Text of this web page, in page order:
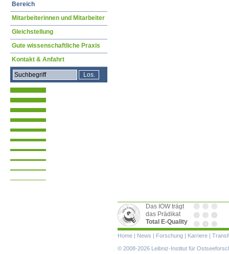
Bereich
Mitarbeiterinnen und Mitarbeiter
Gleichstellung
Gute wissenschaftliche Praxis
Kontakt & Anfahrt
Das IOW trägt
das Prädikat
Total E-Quality
Navigation
überspringen
Home | News | Forschung | Karriere |
© 2008-2026 Leibniz-Institut für